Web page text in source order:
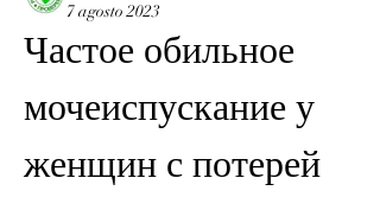
7 agosto 2023
Частое обильное
мочеиспускание у
женщин с потерей